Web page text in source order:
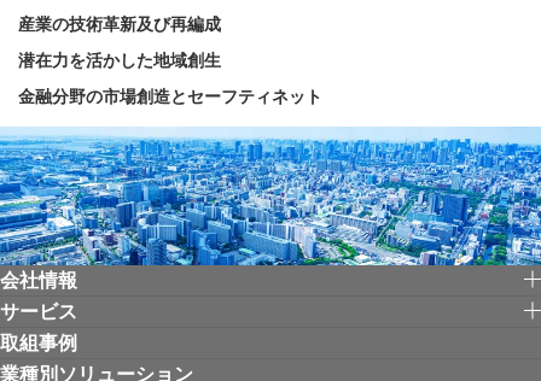
産業の技術革新及び再編成
潜在力を活かした地域創生
金融分野の市場創造とセーフティネット
会社情報
サービス
取組事例
業種別ソリューション